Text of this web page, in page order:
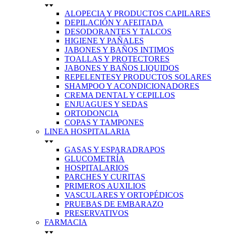
ALOPECIA Y PRODUCTOS CAPILARES
DEPILACIÓN Y AFEITADA
DESODORANTES Y TALCOS
HIGIENE Y PAÑALES
JABONES Y BAÑOS INTIMOS
TOALLAS Y PROTECTORES
JABONES Y BAÑOS LIQUIDOS
REPELENTESY PRODUCTOS SOLARES
SHAMPOO Y ACONDICIONADORES
CREMA DENTAL Y CEPILLOS
ENJUAGUES Y SEDAS
ORTODONCIA
COPAS Y TAMPONES
LINEA HOSPITALARIA
GASAS Y ESPARADRAPOS
GLUCOMETRÍA
HOSPITALARIOS
PARCHES Y CURITAS
PRIMEROS AUXILIOS
VASCULARES Y ORTOPÉDICOS
PRUEBAS DE EMBARAZO
PRESERVATIVOS
FARMACIA